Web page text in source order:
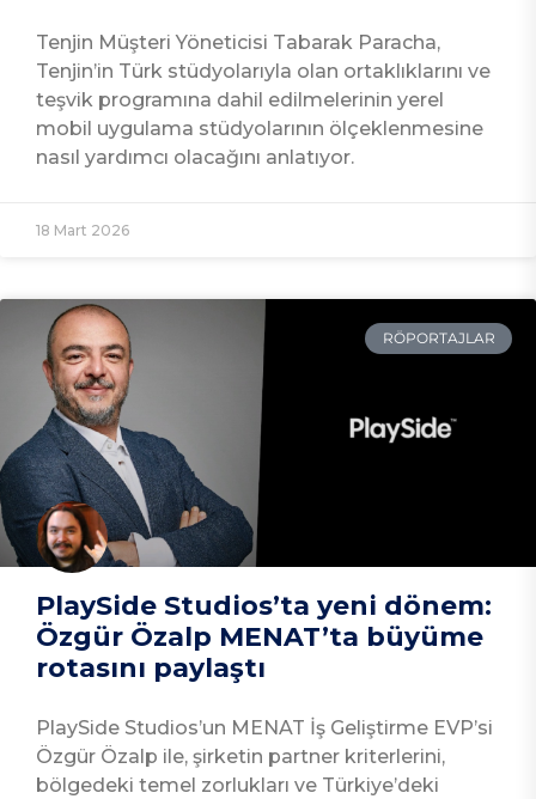
Tenjin Müşteri Yöneticisi Tabarak Paracha,
Tenjin’in Türk stüdyolarıyla olan ortaklıklarını ve
teşvik programına dahil edilmelerinin yerel
mobil uygulama stüdyolarının ölçeklenmesine
nasıl yardımcı olacağını anlatıyor.
18 Mart 2026
RÖPORTAJLAR
PlaySide Studios’ta yeni dönem:
Özgür Özalp MENAT’ta büyüme
rotasını paylaştı
PlaySide Studios’un MENAT İş Geliştirme EVP’si
Özgür Özalp ile, şirketin partner kriterlerini,
bölgedeki temel zorlukları ve Türkiye’deki